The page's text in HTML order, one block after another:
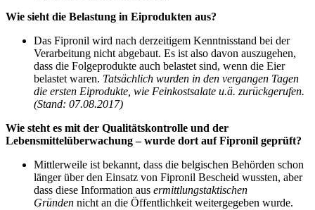
Wie sieht die Belastung in Eiprodukten aus?
Das Fipronil wird nach derzeitigem Kenntnisstand bei der
Verarbeitung nicht abgebaut. Es ist also davon auszugehen,
dass die Folgeprodukte auch belastet sind, wenn die Eier
belastet waren. Tatsächlich wurden in den vergangen Tagen
die ersten Eiprodukte, wie Feinkostsalate u.ä. zurückgerufen.
(Stand: 07.08.2017)
Wie steht es mit der Qualitätskontrolle und der
Lebensmittelüberwachung – wurde dort auf Fipronil geprüft?
Mittlerweile ist bekannt, dass die belgischen Behörden schon
länger über den Einsatz von Fipronil Bescheid wussten, aber
dass diese Information aus ermittlungstaktischen
Gründen nicht an die Öffentlichkeit weitergegeben wurde.